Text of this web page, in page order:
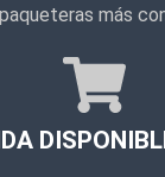
más